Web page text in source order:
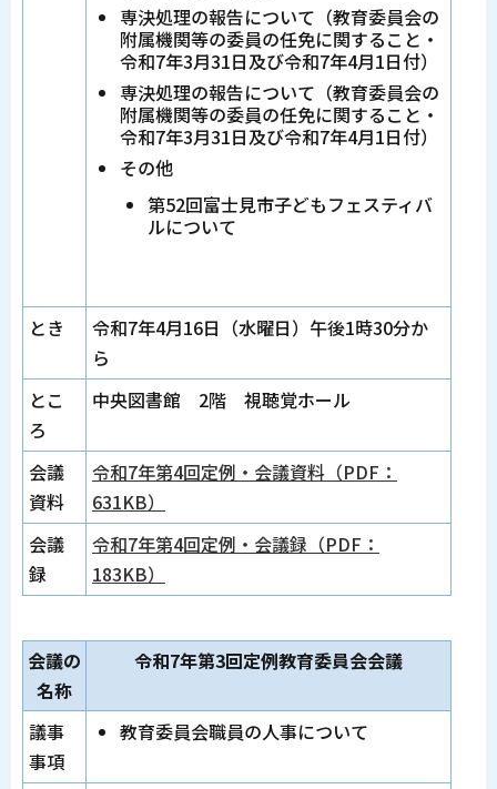
専決処理の報告について（教育委員会の
附属機関等の委員の任免に関すること・
令和7年3月31日及び令和7年4月1日付）
専決処理の報告について（教育委員会の
附属機関等の委員の任免に関すること・
令和7年3月31日及び令和7年4月1日付）
その他
第52回富士見市子どもフェスティバ
ルについて
とき
令和7年4月16日（水曜日）午後1時30分か
ら
とこ
ろ
中央図書館 2階 視聴覚ホール
会議
資料
令和7年第4回定例・会議資料（PDF：
631KB）
会議
録
令和7年第4回定例・会議録（PDF：
183KB）
会議の
名称
令和7年第3回定例教育委員会会議
議事
事項
教育委員会職員の人事について